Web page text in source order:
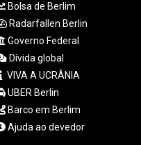
PLN 4.301477
PYG
6866.570722
QAR 4.219619
RON 5.253604
RUB 95.632926
SAR 4.324641
Bolsa de Berlim
Radarfallen Berlin
Governo Federal
Dívida global
VIVA A UCRÂNIA
UBER Berlin
Barco em Berlim
Ajuda ao devedor